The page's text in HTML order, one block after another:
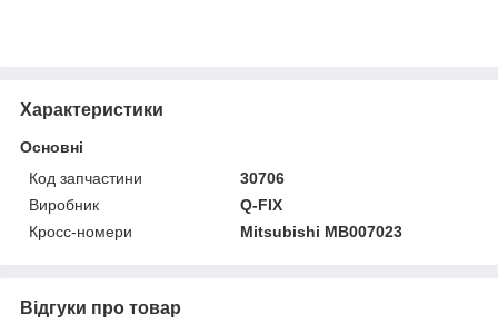
Характеристики
Основні
Код запчастини
30706
Виробник
Q-FIX
Кросс-номери
Mitsubishi MB007023
Відгуки про товар